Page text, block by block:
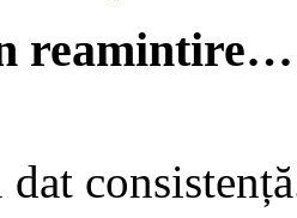
reamintire…
dat